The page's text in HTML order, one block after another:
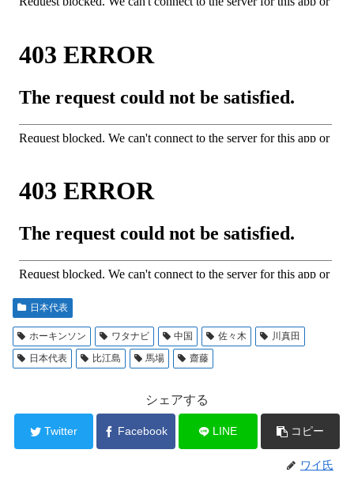
日本代表
ホーキンソン ワタナビ 中国 佐々木
川真田
日本代表
比江島 馬場 齋藤
シェアする
Twitter Facebook LINE コピー
ワイ氏